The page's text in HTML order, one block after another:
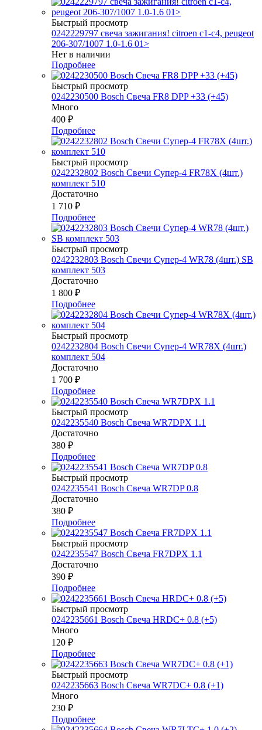
Быстрый просмотр
0242229797 свеча зажигания! citroen c1-c4, peugeot
206-307/1007 1.0-1.6 01>
Нет в наличии
Подробнее
Быстрый просмотр
0242230500 Bosch Свеча FR8 DPP +33 (+45)
Много
400 ₽
Подробнее
Быстрый просмотр
0242232802 Bosch Свечи Супер-4 FR78Х (4шт.)
комплект 510
Достаточно
1 710 ₽
Подробнее
Быстрый просмотр
0242232803 Bosch Свечи Супер-4 WR78 (4шт.) SB
комплект 503
Достаточно
1 800 ₽
Подробнее
Быстрый просмотр
0242232804 Bosch Свечи Супер-4 WR78Х (4шт.)
комплект 504
Достаточно
1 700 ₽
Подробнее
Быстрый просмотр
0242235540 Bosch Свеча WR7DPX 1.1
Достаточно
380 ₽
Подробнее
Быстрый просмотр
0242235541 Bosch Свеча WR7DP 0.8
Достаточно
380 ₽
Подробнее
Быстрый просмотр
0242235547 Bosch Свеча FR7DPX 1.1
Достаточно
390 ₽
Подробнее
Быстрый просмотр
0242235661 Bosch Свеча HRDC+ 0.8 (+5)
Много
120 ₽
Подробнее
Быстрый просмотр
0242235663 Bosch Свеча WR7DC+ 0.8 (+1)
Много
230 ₽
Подробнее